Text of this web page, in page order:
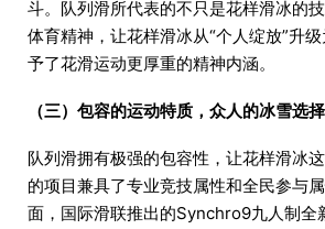
斗。队列滑所代表的不只是花样滑冰的
体育精神，让花样滑冰从“个人绽放”升
予了花滑运动更厚重的精神内涵。
（三）包容的运动特质，众人的冰雪选择
队列滑拥有极强的包容性，让花样滑冰
的项目兼具了专业竞技属性和全民参与
面，国际滑联推出的Synchro9九人制全